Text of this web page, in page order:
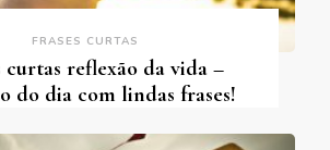
FRASES CURTAS
curtas reflexão da vida –
do dia com lindas frases!